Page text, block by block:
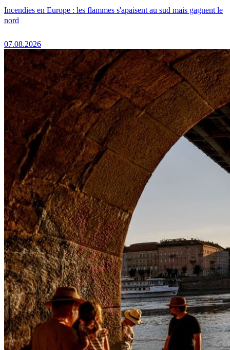
Incendies en Europe : les flammes s'apaisent au sud mais gagnent le
nord
07.08.2026